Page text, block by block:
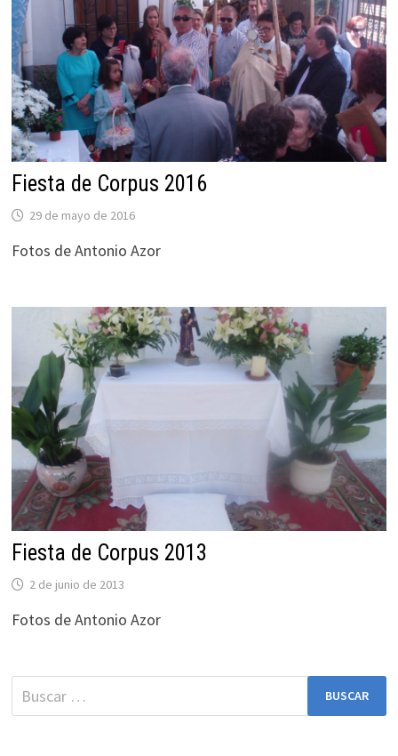
Fiesta de Corpus 2016
29 de mayo de 2016
Fotos de Antonio Azor
Fiesta de Corpus 2013
2 de junio de 2013
Fotos de Antonio Azor
Buscar: